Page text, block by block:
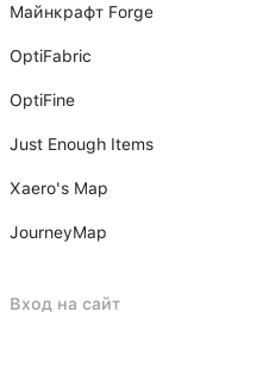
Майнкрафт Forge
OptiFabric
OptiFine
Just Enough Items
Xаero's Mаp
JourneyMap
Вход на сайт